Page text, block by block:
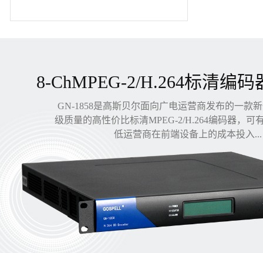
8-ChMPEG-2/H.264标清编码
GN-1858是高斯贝尔面向广电运营商发布的一款
级质量的高性价比标清MPEG-2/H.264编码器，可
低运营商在前端设备上的成本投入...